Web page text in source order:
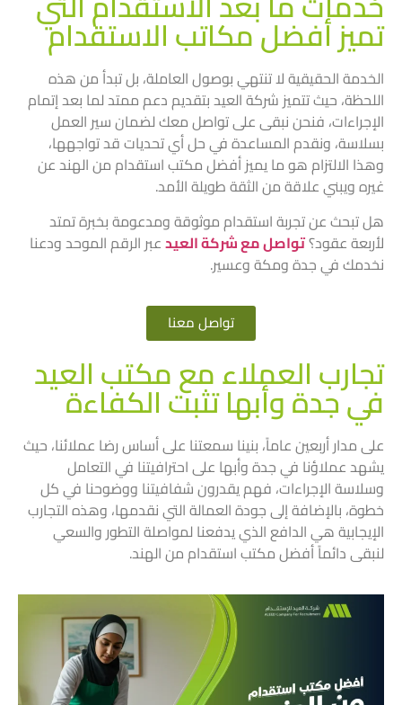
تميز أفضل مكاتب الاستقدام
الخدمة الحقيقية لا تنتهي بوصول العاملة، بل تبدأ من هذه
اللحظة، حيث تتميز شركة العيد بتقديم دعم ممتد لما بعد إتمام
الإجراءات، فنحن نبقى على تواصل معك لضمان سير العمل
بسلاسة، ونقدم المساعدة في حل أي تحديات قد تواجهها،
وهذا الالتزام هو ما يميز أفضل مكتب استقدام من الهند عن
غيره ويبني علاقة من الثقة طويلة الأمد.
هل تبحث عن تجربة استقدام موثوقة ومدعومة بخبرة تمتد
لأربعة عقود؟تواصل مع شركة العيدعبر الرقم الموحد ودعنا
نخدمك في جدة ومكة وعسير.
تواصل معنا
تجارب العملاء مع مكتب العيد
في جدة وأبها تثبت الكفاءة
على مدار أربعين عاماً، بنينا سمعتنا على أساس رضا عملائنا، حيث
يشهد عملاؤنا في جدة وأبها على احترافيتنا في التعامل
وسلاسة الإجراءات، فهم يقدرون شفافيتنا ووضوحنا في كل
خطوة، بالإضافة إلى جودة العمالة التي نقدمها، وهذه التجارب
الإيجابية هي الدافع الذي يدفعنا لمواصلة التطور والسعي
لنبقى دائماً أفضل مكتب استقدام من الهند.